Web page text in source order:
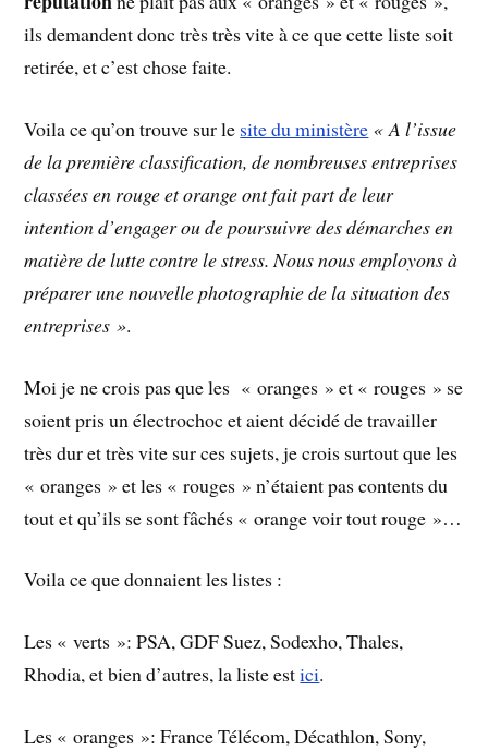
ils demandent donc très très vite à ce que cette liste soit
retirée, et c’est chose faite.
Voila ce qu’on trouve sur le site du ministère « A l’issue
de la première classification, de nombreuses entreprises
classées en rouge et orange ont fait part de leur
intention d’engager ou de poursuivre des démarches en
matière de lutte contre le stress. Nous nous employons à
préparer une nouvelle photographie de la situation des
entreprises ».
Moi je ne crois pas que les « oranges » et « rouges » se
soient pris un électrochoc et aient décidé de travailler
très dur et très vite sur ces sujets, je crois surtout que les
« oranges » et les « rouges » n’étaient pas contents du
tout et qu’ils se sont fâchés « orange voir tout rouge »…
Voila ce que donnaient les listes :
Les « verts »: PSA, GDF Suez, Sodexho, Thales,
Rhodia, et bien d’autres, la liste estici.
Les « oranges »: France Télécom, Décathlon, Sony,